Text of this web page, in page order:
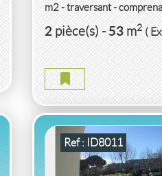
m2 - traversant -
avec...
2pièce(s)-53m2 (
Ref : ID8011
VACANCES
APPARTEMENT
2pièce(s)-